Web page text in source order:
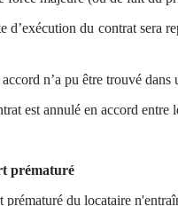
d’exécution du contrat sera
n’a pu être trouvé
est annulé en accord entre
prématuré
prématuré du locataire